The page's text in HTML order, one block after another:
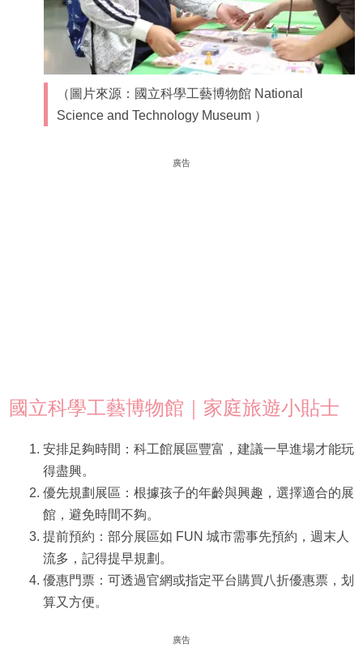
（圖片來源：國立科學工藝博物館 National
Science and Technology Museum ）
廣告
國立科學工藝博物館｜家庭旅遊小貼士
安排足夠時間：科工館展區豐富，建議一早進場才能玩
得盡興。
優先規劃展區：根據孩子的年齡與興趣，選擇適合的展
館，避免時間不夠。
提前預約：部分展區如 FUN 城市需事先預約，週末人
流多，記得提早規劃。
優惠門票：可透過官網或指定平台購買八折優惠票，划
算又方便。
廣告